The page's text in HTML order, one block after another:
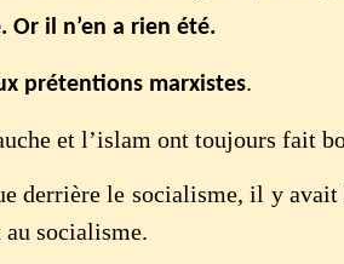
Or il n’en a rien été.
prétentions marxistes.
et l’islam ont toujours fait
derrière le socialisme, il y
au socialisme.